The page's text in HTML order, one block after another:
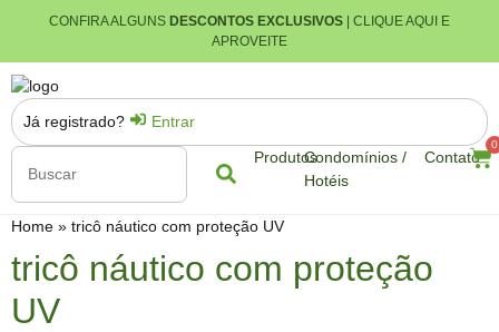
CONFIRA ALGUNS DESCONTOS EXCLUSIVOS | CLIQUE AQUI E
APROVEITE
ProdutosCondomínios /
Hotéis
Contato
0
Já registrado? Entrar
Home » tricô náutico com proteção UV
tricô náutico com proteção
UV